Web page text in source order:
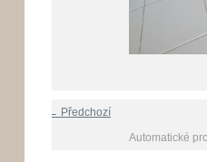
← Předchozí
Automatické